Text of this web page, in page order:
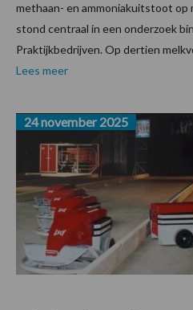
methaan- en ammoniakuitstoot op
stond centraal in een onderzoek
Praktijkbedrijven. Op dertien
Lees meer
24 november 2025